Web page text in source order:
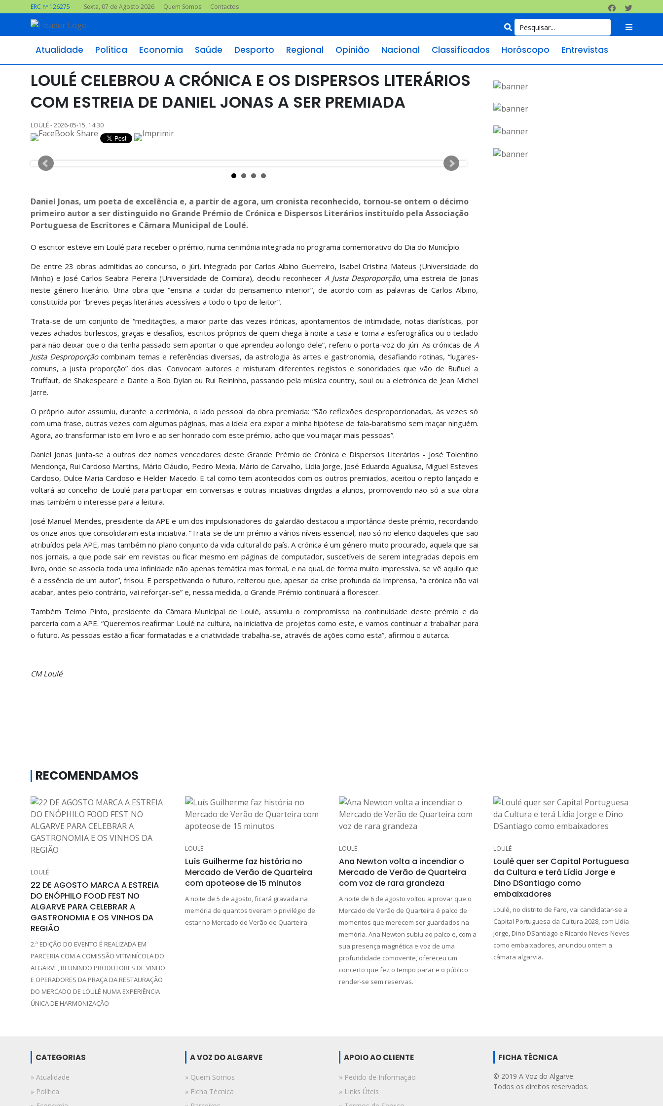
ERC nº 126275 Sexta, 07 de Agosto 2026 Quem Somos Contactos
Atualidade Política Economia Saúde Desporto Regional Opinião Nacional Classificados Horóscopo Entrevistas
LOULÉ CELEBROU A CRÓNICA E OS DISPERSOS LITERÁRIOS
COM ESTREIA DE DANIEL JONAS A SER PREMIADA
LOULÉ - 2026-05-15, 14:30
Daniel Jonas, um poeta de excelência e, a partir de agora, um cronista reconhecido, tornou-se ontem o décimo
primeiro autor a ser distinguido no Grande Prémio de Crónica e Dispersos Literários instituído pela Associação
Portuguesa de Escritores e Câmara Municipal de Loulé.
O escritor esteve em Loulé para receber o prémio, numa cerimónia integrada no programa comemorativo do Dia do Município.
De entre 23 obras admitidas ao concurso, o júri, integrado por Carlos Albino Guerreiro, Isabel Cristina Mateus (Universidade do
Minho) e José Carlos Seabra Pereira (Universidade de Coimbra), decidiu reconhecerA Justa Desproporção, uma estreia de Jonas
neste género literário. Uma obra que “ensina a cuidar do pensamento interior”, de acordo com as palavras de Carlos Albino,
constituída por “breves peças literárias acessíveis a todo o tipo de leitor”.
Trata-se de um conjunto de “meditações, a maior parte das vezes irónicas, apontamentos de intimidade, notas diarísticas, por
vezes achados burlescos, graças e desafios, escritos próprios de quem chega à noite a casa e toma a esferográfica ou o teclado
para não deixar que o dia tenha passado sem apontar o que aprendeu ao longo dele”, referiu o porta-voz do júri. As crónicas de A
Justa Desproporçãocombinam temas e referências diversas, da astrologia às artes e gastronomia, desafiando rotinas, “lugares-
comuns, a justa proporção” dos dias. Convocam autores e misturam diferentes registos e sonoridades que vão de Buñuel a
Truffaut, de Shakespeare e Dante a Bob Dylan ou Rui Reininho, passando pela música country, soul ou a eletrónica de Jean Michel
Jarre.
O próprio autor assumiu, durante a cerimónia, o lado pessoal da obra premiada: “São reflexões desproporcionadas, às vezes só
com uma frase, outras vezes com algumas páginas, mas a ideia era expor a minha hipótese de fala-baratismo sem maçar ninguém.
Agora, ao transformar isto em livro e ao ser honrado com este prémio, acho que vou maçar mais pessoas”.
Daniel Jonas junta-se a outros dez nomes vencedores deste Grande Prémio de Crónica e Dispersos Literários - José Tolentino
Mendonça, Rui Cardoso Martins, Mário Cláudio, Pedro Mexia, Mário de Carvalho, Lídia Jorge, José Eduardo Agualusa, Miguel Esteves
Cardoso, Dulce Maria Cardoso e Helder Macedo. E tal como tem acontecidos com os outros premiados, aceitou o repto lançado e
voltará ao concelho de Loulé para participar em conversas e outras iniciativas dirigidas a alunos, promovendo não só a sua obra
mas também o interesse para a leitura.
José Manuel Mendes, presidente da APE e um dos impulsionadores do galardão destacou a importância deste prémio, recordando
os onze anos que consolidaram esta iniciativa. “Trata-se de um prémio a vários níveis essencial, não só no elenco daqueles que são
atribuídos pela APE, mas também no plano conjunto da vida cultural do país. A crónica é um género muito procurado, aquela que sai
nos jornais, a que pode sair em revistas ou ficar mesmo em páginas de computador, suscetíveis de serem integradas depois em
livro, onde se associa toda uma infinidade não apenas temática mas formal, e na qual, de forma muito impressiva, se vê aquilo que
é a essência de um autor”, frisou. E perspetivando o futuro, reiterou que, apesar da crise profunda da Imprensa, “a crónica não vai
acabar, antes pelo contrário, vai reforçar-se” e, nessa medida, o Grande Prémio continuará a florescer.
Também Telmo Pinto, presidente da Câmara Municipal de Loulé, assumiu o compromisso na continuidade deste prémio e da
parceria com a APE. “Queremos reafirmar Loulé na cultura, na iniciativa de projetos como este, e vamos continuar a trabalhar para
o futuro. As pessoas estão a ficar formatadas e a criatividade trabalha-se, através de ações como esta”, afirmou o autarca.
CM Loulé
RECOMENDAMOS
LOULÉ
22 DE AGOSTO MARCA A ESTREIA
DO ENÓPHILO FOOD FEST NO
ALGARVE PARA CELEBRAR A
GASTRONOMIA E OS VINHOS DA
REGIÃO
2.ª EDIÇÃO DO EVENTO É REALIZADA EM
PARCERIA COM A COMISSÃO VITIVINÍCOLA DO
ALGARVE, REUNINDO PRODUTORES DE VINHO
E OPERADORES DA PRAÇA DA RESTAURAÇÃO
DO MERCADO DE LOULÉ NUMA EXPERIÊNCIA
ÚNICA DE HARMONIZAÇÃO
LOULÉ
Luís Guilherme faz história no
Mercado de Verão de Quarteira
com apoteose de 15 minutos
A noite de 5 de agosto, ficará gravada na
memória de quantos tiveram o privilégio de
estar no Mercado de Verão de Quarteira.
LOULÉ
Ana Newton volta a incendiar o
Mercado de Verão de Quarteira
com voz de rara grandeza
A noite de 6 de agosto voltou a provar que o
Mercado de Verão de Quarteira é palco de
momentos que merecem ser guardados na
memória. Ana Newton subiu ao palco e, com a
sua presença magnética e voz de uma
profundidade comovente, ofereceu um
concerto que fez o tempo parar e o público
render-se sem reservas.
LOULÉ
Loulé quer ser Capital Portuguesa
da Cultura e terá Lídia Jorge e
Dino DSantiago como
embaixadores
Loulé, no distrito de Faro, vai candidatar-se a
Capital Portuguesa da Cultura 2028, com Lídia
Jorge, Dino DSantiago e Ricardo Neves-Neves
como embaixadores, anunciou ontem a
câmara algarvia.
CATEGORIAS
» Atualidade
» Política
A VOZ DO ALGARVE
» Quem Somos
» Ficha Técnica
APOIO AO CLIENTE
» Pedido de Informação
» Links Úteis
FICHA TÉCNICA
© 2019 A Voz do Algarve.
Todos os direitos reservados.